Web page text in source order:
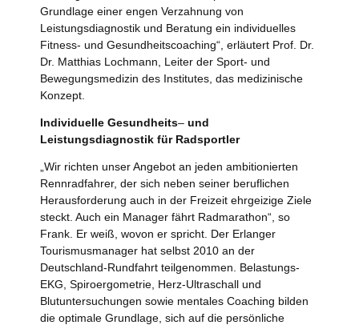
Grundlage einer engen Verzahnung von
Leistungsdiagnostik und Beratung ein individuelles
Fitness- und Gesundheitscoaching“, erläutert Prof. Dr.
Dr. Matthias Lochmann, Leiter der Sport- und
Bewegungsmedizin des Institutes, das medizinische
Konzept.
Individuelle Gesundheits– und
Leistungsdiagnostik für Radsportler
„Wir richten unser Angebot an jeden ambitionierten
Rennradfahrer, der sich neben seiner beruflichen
Herausforderung auch in der Freizeit ehrgeizige Ziele
steckt. Auch ein Manager fährt Radmarathon“, so
Frank. Er weiß, wovon er spricht. Der Erlanger
Tourismusmanager hat selbst 2010 an der
Deutschland-Rundfahrt teilgenommen. Belastungs-
EKG, Spiroergometrie, Herz-Ultraschall und
Blutuntersuchungen sowie mentales Coaching bilden
die optimale Grundlage, sich auf die persönliche